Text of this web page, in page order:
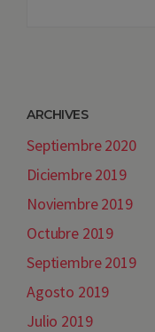
ARCHIVES
Septiembre 2020
Diciembre 2019
Noviembre 2019
Octubre 2019
Septiembre 2019
Agosto 2019
Julio 2019